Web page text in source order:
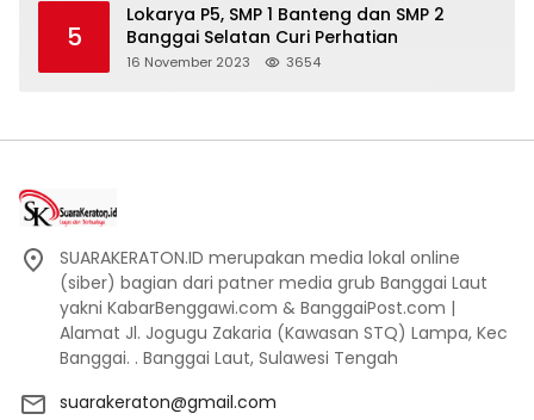
5
Lokarya P5, SMP 1 Banteng dan SMP 2
Banggai Selatan Curi Perhatian
16 November 2023 3654
SUARAKERATON.ID merupakan media lokal online
(siber) bagian dari patner media grub Banggai Laut
yakni KabarBenggawi.com & BanggaiPost.com |
Alamat Jl. Jogugu Zakaria (Kawasan STQ) Lampa, Kec
Banggai. . Banggai Laut, Sulawesi Tengah
suarakeraton@gmail.com